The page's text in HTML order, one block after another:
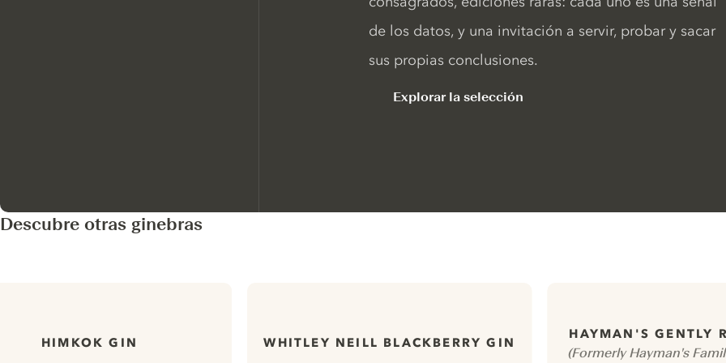
de los datos, y una invitación a servir, probar y sacar
sus propias conclusiones.
Explorar la selección
Descubre otras ginebras
HIMKOK GIN WHITLEY NEILL BLACKBERRY GIN
HAYMAN'S GENTLY
(Formerly Hayman's